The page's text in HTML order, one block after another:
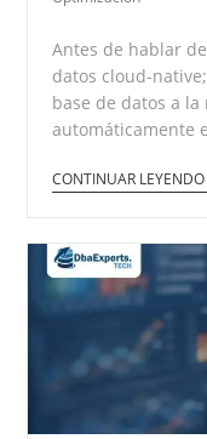
Antes de hablar
datos cloud-
base de datos a
automáticamente
CONTINUAR LEYENDO